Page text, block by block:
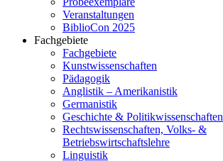
Veranstaltungen
BiblioCon 2025
Fachgebiete
Fachgebiete
Kunstwissenschaften
Pädagogik
Anglistik – Amerikanistik
Germanistik
Geschichte & Politikwissenschaften
Rechtswissenschaften, Volks- &
Betriebswirtschaftslehre
Linguistik